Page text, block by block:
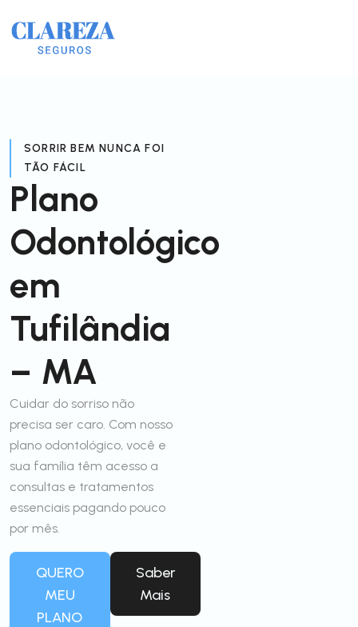
SORRIR BEM NUNCA FOI
TÃO FÁCIL
Plano
Odontológico
em
Tufilândia
– MA
Cuidar do sorriso não
precisa ser caro. Com nosso
plano odontológico, você e
sua família têm acesso a
consultas e tratamentos
essenciais pagando pouco
por mês.
QUERO
MEU
PLANO
Saber
Mais